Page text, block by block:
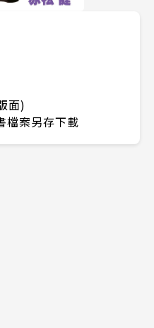
面)
檔案另存下載